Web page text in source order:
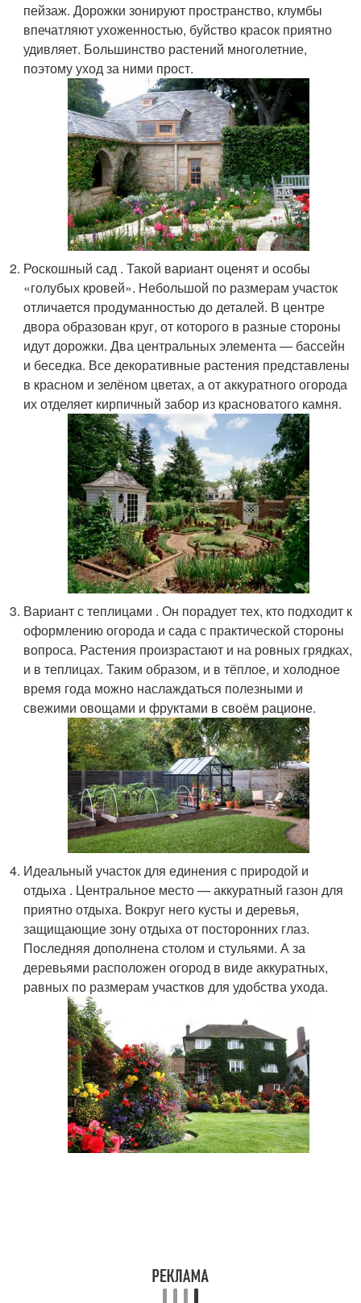
пейзаж. Дорожки зонируют пространство, клумбы
впечатляют ухоженностью, буйство красок приятно
удивляет. Большинство растений многолетние,
поэтому уход за ними прост.
Роскошный сад . Такой вариант оценят и особы
«голубых кровей». Небольшой по размерам участок
отличается продуманностью до деталей. В центре
двора образован круг, от которого в разные стороны
идут дорожки. Два центральных элемента — бассейн
и беседка. Все декоративные растения представлены
в красном и зелёном цветах, а от аккуратного огорода
их отделяет кирпичный забор из красноватого камня.
Вариант с теплицами . Он порадует тех, кто подходит к
оформлению огорода и сада с практической стороны
вопроса. Растения произрастают и на ровных грядках,
и в теплицах. Таким образом, и в тёплое, и холодное
время года можно наслаждаться полезными и
свежими овощами и фруктами в своём рационе.
Идеальный участок для единения с природой и
отдыха . Центральное место — аккуратный газон для
приятно отдыха. Вокруг него кусты и деревья,
защищающие зону отдыха от посторонних глаз.
Последняя дополнена столом и стульями. А за
деревьями расположен огород в виде аккуратных,
равных по размерам участков для удобства ухода.